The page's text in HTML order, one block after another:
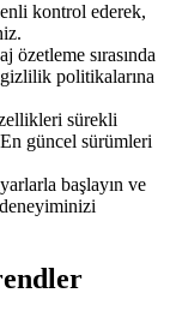
kontrol ederek,
özetleme sırasında
politikalarına
sürekli
güncel sürümleri
başlayın ve